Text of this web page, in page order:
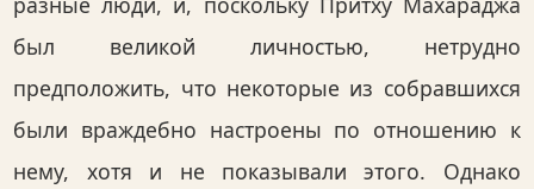
был великой личностью, нетрудно
предположить, что некоторые из собравшихся
были враждебно настроены по отношению к
нему, хотя и не показывали этого. Однако